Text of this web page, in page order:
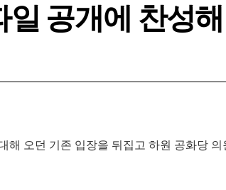
공개에 찬성
해 오던 기존 입장을 뒤집고 하원 공화당 의